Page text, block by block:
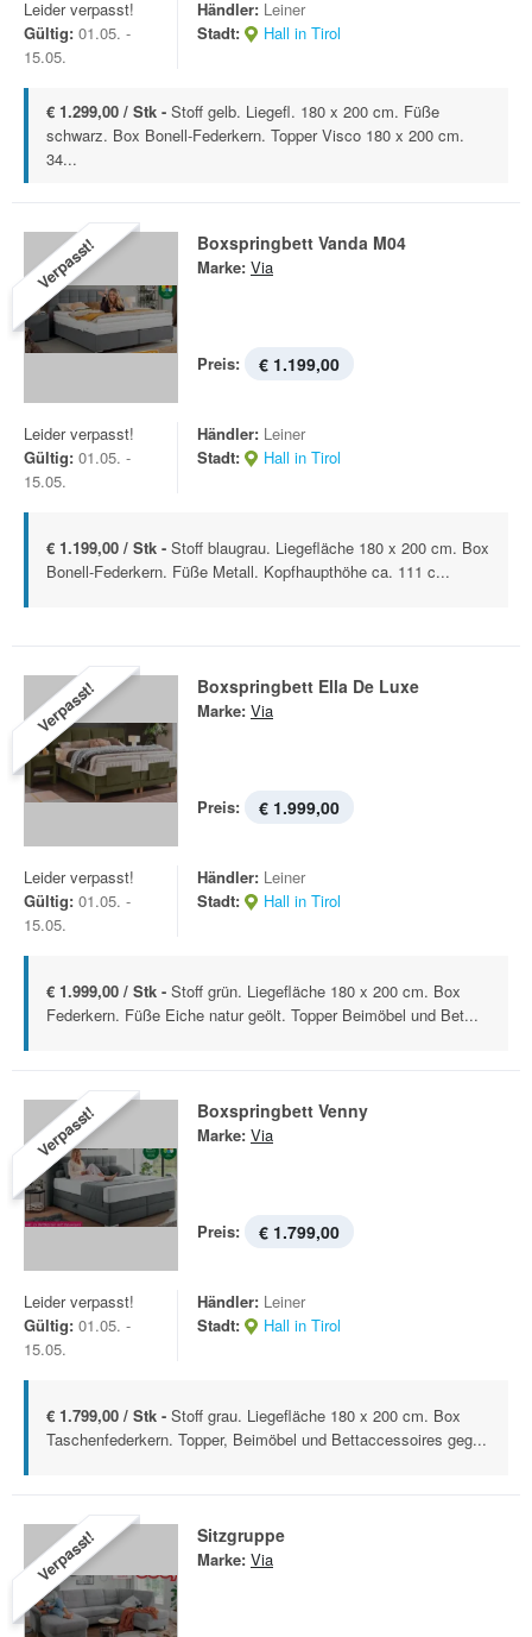
Leider verpasst!
Gültig: 01.05. -
15.05.
Händler: Leiner
Stadt:
Hall in Tirol
€ 1.299,00 / Stk - Stoff gelb. Liegefl. 180 x 200 cm. Füße
schwarz. Box Bonell-Federkern. Topper Visco 180 x 200 cm.
34...
Verpasst! Boxspringbett Vanda M04
Marke: Via
Preis: € 1.199,00
Leider verpasst!
Gültig: 01.05. -
15.05.
Händler: Leiner
Stadt:
Hall in Tirol
€ 1.199,00 / Stk - Stoff blaugrau. Liegefläche 180 x 200 cm. Box
Bonell-Federkern. Füße Metall. Kopfhaupthöhe ca. 111 c...
Verpasst! Boxspringbett Ella De Luxe
Marke: Via
Preis: € 1.999,00
Leider verpasst!
Gültig: 01.05. -
15.05.
Händler: Leiner
Stadt:
Hall in Tirol
€ 1.999,00 / Stk - Stoff grün. Liegefläche 180 x 200 cm. Box
Federkern. Füße Eiche natur geölt. Topper Beimöbel und Bet...
Verpasst! Boxspringbett Venny
Marke: Via
Preis: € 1.799,00
Leider verpasst!
Gültig: 01.05. -
15.05.
Händler: Leiner
Stadt:
Hall in Tirol
€ 1.799,00 / Stk - Stoff grau. Liegefläche 180 x 200 cm. Box
Taschenfederkern. Topper, Beimöbel und Bettaccessoires geg...
Verpasst! Sitzgruppe
Marke: Via